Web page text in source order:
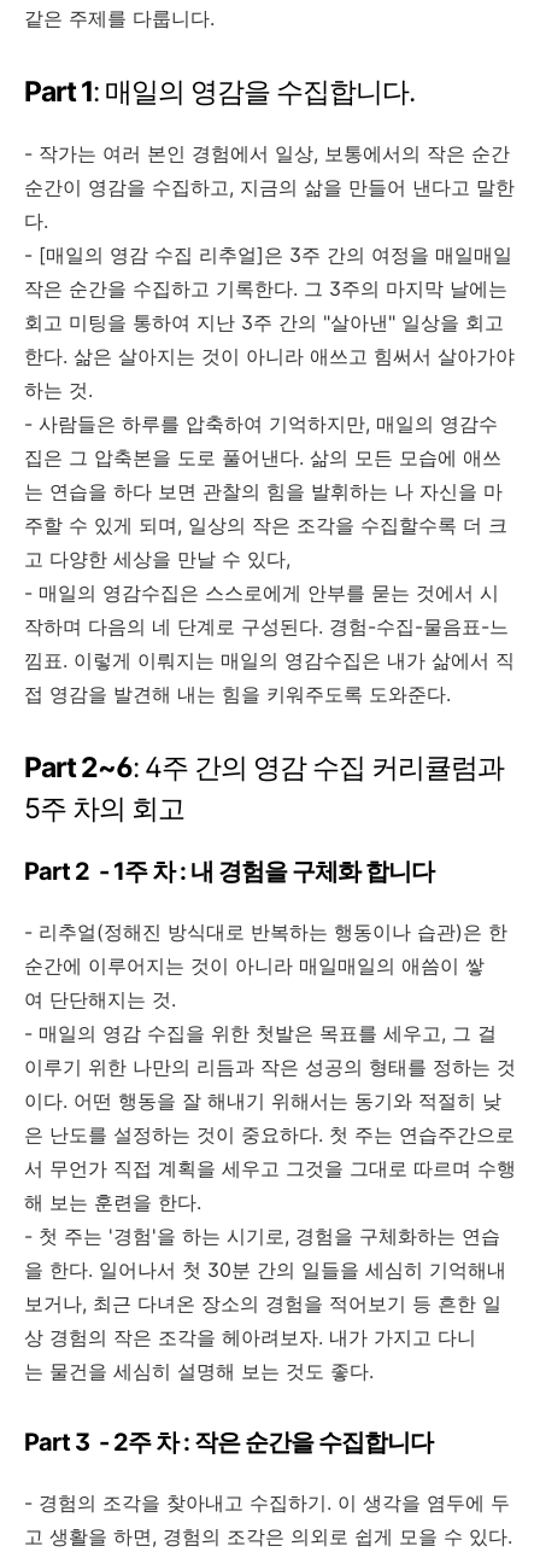
같은 주제를 다룹니다.
Part 1: 매일의 영감을 수집합니다.
- 작가는 여러 본인 경험에서 일상, 보통에서의 작은 순간
순간이 영감을 수집하고, 지금의 삶을 만들어 낸다고 말한
다.
- [매일의 영감 수집 리추얼]은 3주 간의 여정을 매일매일
작은 순간을 수집하고 기록한다. 그 3주의 마지막 날에는
회고 미팅을 통하여 지난 3주 간의 "살아낸" 일상을 회고
한다. 삶은 살아지는 것이 아니라 애쓰고 힘써서 살아가야
하는 것.
- 사람들은 하루를 압축하여 기억하지만, 매일의 영감수
집은 그 압축본을 도로 풀어낸다. 삶의 모든 모습에 애쓰
는 연습을 하다 보면 관찰의 힘을 발휘하는 나 자신을 마
주할 수 있게 되며, 일상의 작은 조각을 수집할수록 더 크
고 다양한 세상을 만날 수 있다,
- 매일의 영감수집은 스스로에게 안부를 묻는 것에서 시
작하며 다음의 네 단계로 구성된다. 경험-수집-물음표-느
낌표. 이렇게 이뤄지는 매일의 영감수집은 내가 삶에서 직
접 영감을 발견해 내는 힘을 키워주도록 도와준다.
Part 2~6: 4주 간의 영감 수집 커리큘럼과
5주 차의 회고
Part 2 - 1주 차 : 내 경험을 구체화 합니다
- 리추얼(정해진 방식대로 반복하는 행동이나 습관)은 한
순간에 이루어지는 것이 아니라 매일매일의 애씀이 쌓
여 단단해지는 것.
- 매일의 영감 수집을 위한 첫발은 목표를 세우고, 그 걸
이루기 위한 나만의 리듬과 작은 성공의 형태를 정하는 것
이다. 어떤 행동을 잘 해내기 위해서는 동기와 적절히 낮
은 난도를 설정하는 것이 중요하다. 첫 주는 연습주간으로
서 무언가 직접 계획을 세우고 그것을 그대로 따르며 수행
해 보는 훈련을 한다.
- 첫 주는 '경험'을 하는 시기로, 경험을 구체화하는 연습
을 한다. 일어나서 첫 30분 간의 일들을 세심히 기억해내
보거나, 최근 다녀온 장소의 경험을 적어보기 등 흔한 일
상 경험의 작은 조각을 헤아려보자. 내가 가지고 다니
는 물건을 세심히 설명해 보는 것도 좋다.
Part 3 - 2주 차 : 작은 순간을 수집합니다
- 경험의 조각을 찾아내고 수집하기. 이 생각을 염두에 두
고 생활을 하면, 경험의 조각은 의외로 쉽게 모을 수 있다.